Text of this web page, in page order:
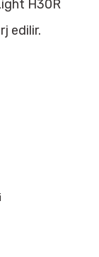
H30R
edilir.